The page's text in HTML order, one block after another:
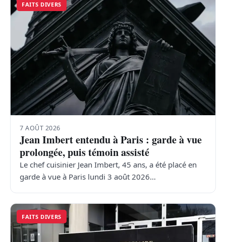
FAITS DIVERS
7 AOÛT 2026
Jean Imbert entendu à Paris : garde à vue
prolongée, puis témoin assisté
Le chef cuisinier Jean Imbert, 45 ans, a été placé en
garde à vue à Paris lundi 3 août 2026…
FAITS DIVERS